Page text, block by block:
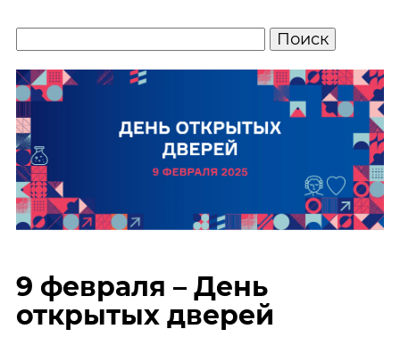
9 февраля – День
открытых дверей